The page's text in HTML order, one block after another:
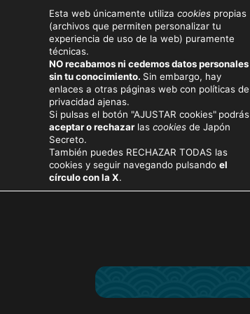
LUGARES
Esta web únicamente utiliza cookies propias
(archivos que permiten personalizar tu
experiencia de uso de la web) puramente
técnicas.
NO recabamos ni cedemos datos personales
sin tu conocimiento. Sin embargo, hay
enlaces a otras páginas web con políticas de
privacidad ajenas.
Si pulsas el botón "AJUSTAR cookies" podrás
aceptar o rechazarlas cookies de Japón
Secreto.
También puedes RECHAZAR TODAS las
cookies y seguir navegando pulsando el
círculo con la X.